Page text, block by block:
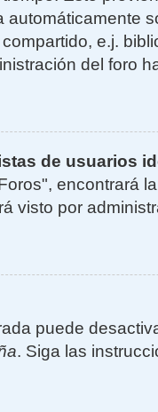
e.j.
del foro
de usuarios
encontrará
visto por
puede
. Siga las